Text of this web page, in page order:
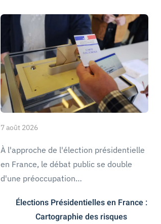
7 août 2026
À l'approche de l'élection présidentielle
en France, le débat public se double
d'une préoccupation…
Élections Présidentielles en France :
Cartographie des risques